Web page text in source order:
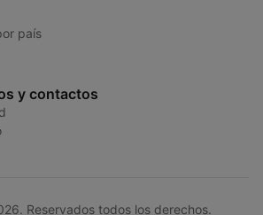
país
y contactos
Reservados todos los derechos.